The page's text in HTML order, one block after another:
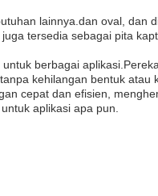
lainnya.dan oval, dan
tersedia sebagai pita
berbagai
kehilangan bentuk atau
cepat dan efisien,
aplikasi apa pun.